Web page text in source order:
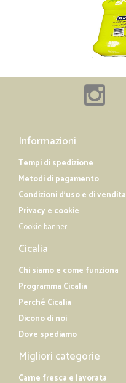
Informazioni
Tempi di spedizione
Metodi di pagamento
Condizioni d'uso e di vendita
Privacy e cookie
Cookie banner
Cicalia
Chi siamo e come funziona
Programma Cicalia
Perché Cicalia
Dicono di noi
Dove spediamo
Migliori categorie
Carne fresca e lavorata